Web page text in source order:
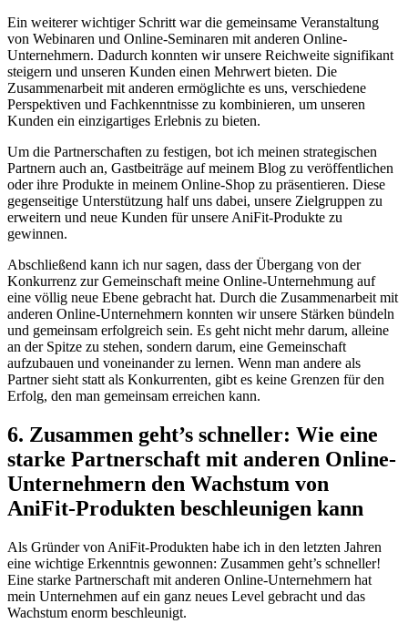
Ein weiterer wichtiger‌ Schritt⁤ war die gemeinsame Veranstaltung
von Webinaren und Online-Seminaren mit anderen Online-
Unternehmern. Dadurch konnten wir unsere Reichweite signifikant
steigern⁢ und unseren Kunden einen Mehrwert ⁤bieten. Die
Zusammenarbeit mit anderen ‍ermöglichte ​es uns, verschiedene
Perspektiven⁤ und Fachkenntnisse ⁢zu kombinieren, um unseren‌
Kunden ein einzigartiges‌ Erlebnis zu bieten.
Um ‌die Partnerschaften ‍zu festigen, bot ich meinen strategischen
‌Partnern⁢ auch an, ⁢Gastbeiträge auf meinem Blog zu veröffentlichen
oder ihre Produkte in ⁤meinem Online-Shop zu präsentieren. Diese
gegenseitige Unterstützung ‌half uns dabei, unsere Zielgruppen⁤ zu
erweitern und neue Kunden für unsere AniFit-Produkte zu
gewinnen.
Abschließend ⁤kann ich nur sagen,⁤ dass‍ der Übergang von der
Konkurrenz zur Gemeinschaft‌ meine Online-Unternehmung auf
eine völlig neue Ebene gebracht hat. Durch⁣ die Zusammenarbeit mit
anderen​ Online-Unternehmern konnten wir unsere​ Stärken bündeln
und gemeinsam ⁣erfolgreich sein. Es geht nicht ⁤mehr ‌darum, alleine
an der ​Spitze ​zu stehen, sondern⁣ darum,⁤ eine Gemeinschaft
aufzubauen und voneinander‍ zu lernen. Wenn man ‌andere als
Partner sieht statt als Konkurrenten, gibt⁣ es⁢ keine ⁣Grenzen für den
Erfolg, den man gemeinsam erreichen kann.
6. Zusammen geht’s schneller: ⁤Wie eine
starke Partnerschaft mit ⁢anderen Online-
Unternehmern den Wachstum von
AniFit-Produkten beschleunigen kann
Als Gründer von ⁣AniFit-Produkten habe ich in den letzten Jahren
eine wichtige Erkenntnis gewonnen: Zusammen ‍geht’s schneller!
Eine starke Partnerschaft mit anderen Online-Unternehmern ⁢hat
⁤mein Unternehmen ‍auf ein ganz‌ neues Level ​gebracht und das
Wachstum⁤ enorm beschleunigt.